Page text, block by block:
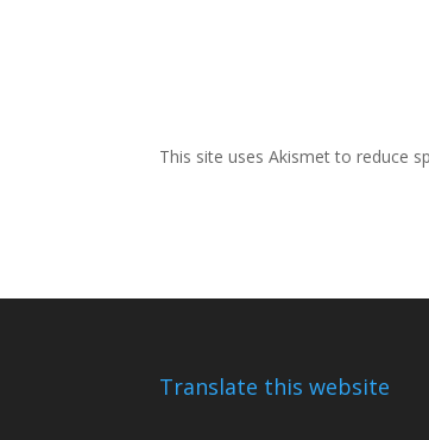
This site uses Akismet to reduce
Translate this website